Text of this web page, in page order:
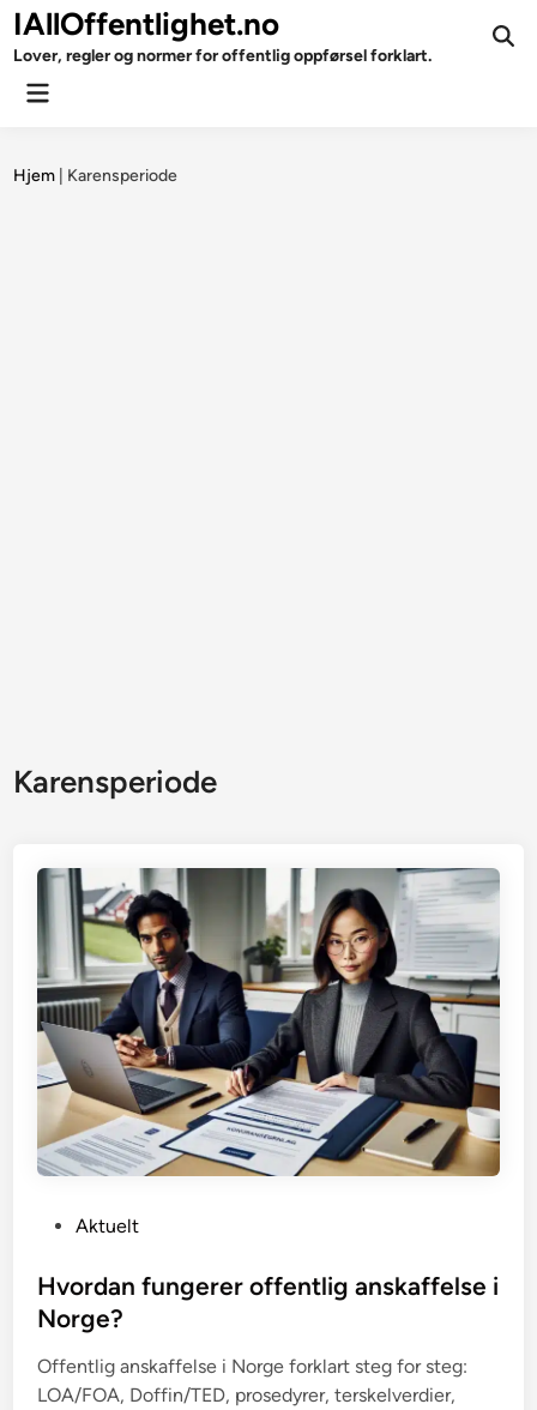
Skip
to
content
IAllOffentlighet.no
Lover, regler og normer for offentlig oppførsel forklart.
Main
Hjem Karensperiode
Karensperiode
s
t
d
i
Aktuelt
Hvordan fungerer offentlig anskaffelse i
Norge?
Offentlig anskaffelse i Norge forklart steg for steg:
LOA/FOA, Doffin/TED, prosedyrer, terskelverdier,